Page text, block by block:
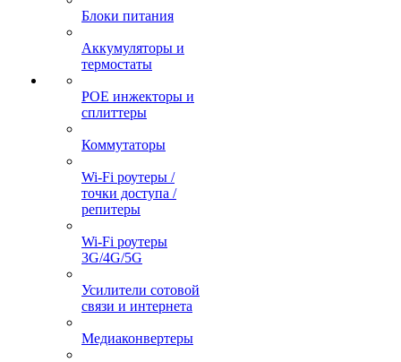
Блоки питания
Аккумуляторы и
термостаты
POE инжекторы и
сплиттеры
Коммутаторы
Wi-Fi роутеры /
точки доступа /
репитеры
Wi-Fi роутеры
3G/4G/5G
Усилители сотовой
связи и интернета
Медиаконвертеры